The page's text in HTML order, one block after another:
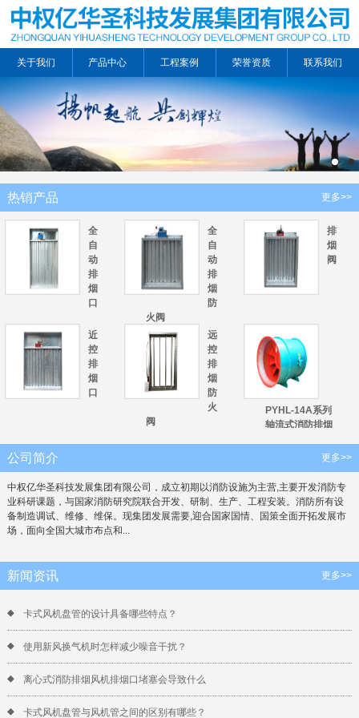
关于我们 产品中心 工程案例 荣誉资质 联系我们
热销产品 更多>>
全
自
动
排
烟
口
全
自
动
排
烟
防
火阀
排
烟
阀
近
控
排
烟
口
远
控
排
烟
防
火
阀
PYHL-14A系列
轴流式消防排烟
公司简介 更多>>
中权亿华圣科技发展集团有限公司，成立初期以消防设施为主营,主要开发消防专
业科研课题，与国家消防研究院联合开发、研制、生产、工程安装。消防所有设
备制造调试、维修、维保。现集团发展需要,迎合国家国情、国策全面开拓发展市
场，面向全国大城市布点和...
新闻资讯 更多>>
卡式风机盘管的设计具备哪些特点？
使用新风换气机时怎样减少噪音干扰？
‌离心式消防排烟风机排烟口堵塞会导致什么
卡式风机盘管与风机管之间的区别有哪些？